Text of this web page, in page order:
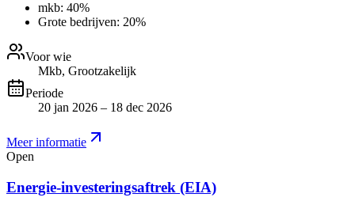
mkb: 40%
Grote bedrijven: 20%
Voor wie
Mkb, Grootzakelijk
Periode
20 jan 2026 – 18 dec 2026
Meer informatie
Open
Energie-investeringsaftrek (EIA)